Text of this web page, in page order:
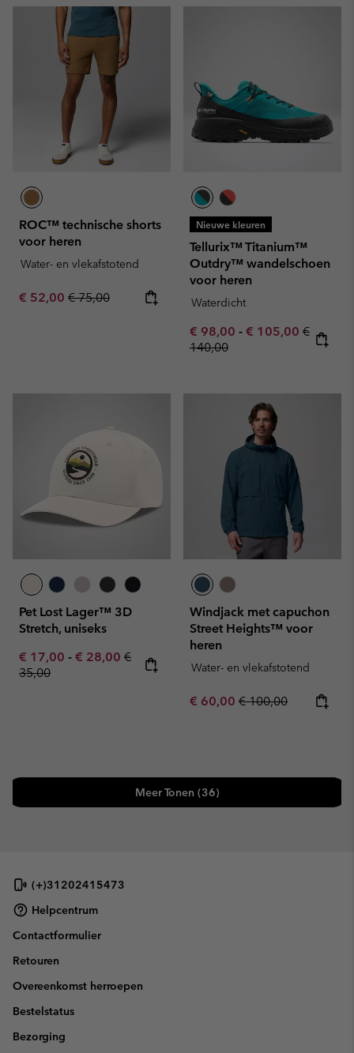
ROC™ technische shorts
voor heren
Water- en vlekafstotend
Sale price:
€ 52,00 Regular price:
€ 75,00
Nieuwe kleuren
Tellurix™ Titanium™
Outdry™ wandelschoen
voor heren
Waterdicht
Minimum sale price:
€ 98,00 - Maximum sale
€ 105,00 Regular
€
140,00
Pet Lost Lager™ 3D
Stretch, uniseks
Minimum sale price:
€ 17,00 - Maximum sale price:
€ 28,00 Regular price:
€
35,00
Windjack met capuchon
Street Heights™ voor
heren
Water- en vlekafstotend
Sale price:
€ 60,00 Regular price:
€ 100,00
Meer Tonen (36)
(+)31202415473
Helpcentrum
Contactformulier
Retouren
Overeenkomst herroepen
Bestelstatus
Bezorging